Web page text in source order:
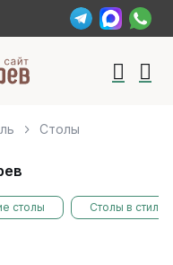
Столы
столы Столы в стиле